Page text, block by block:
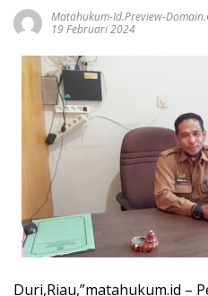
Matahukum-Id.preview-
19 Februari 2024
Duri,Riau,”matahukum.id –